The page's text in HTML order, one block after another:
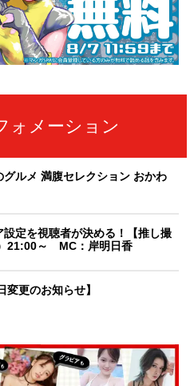
ォメーション
グルメ 満腹セレクション おかわ
設定を視聴者が決める！【推し撮
21:00～ MC：岸明日香
更のお知らせ】